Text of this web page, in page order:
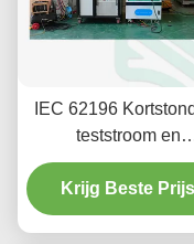
IEC 62196
teststroom en
testsysteem voor
connector
Krijg Beste Prijs